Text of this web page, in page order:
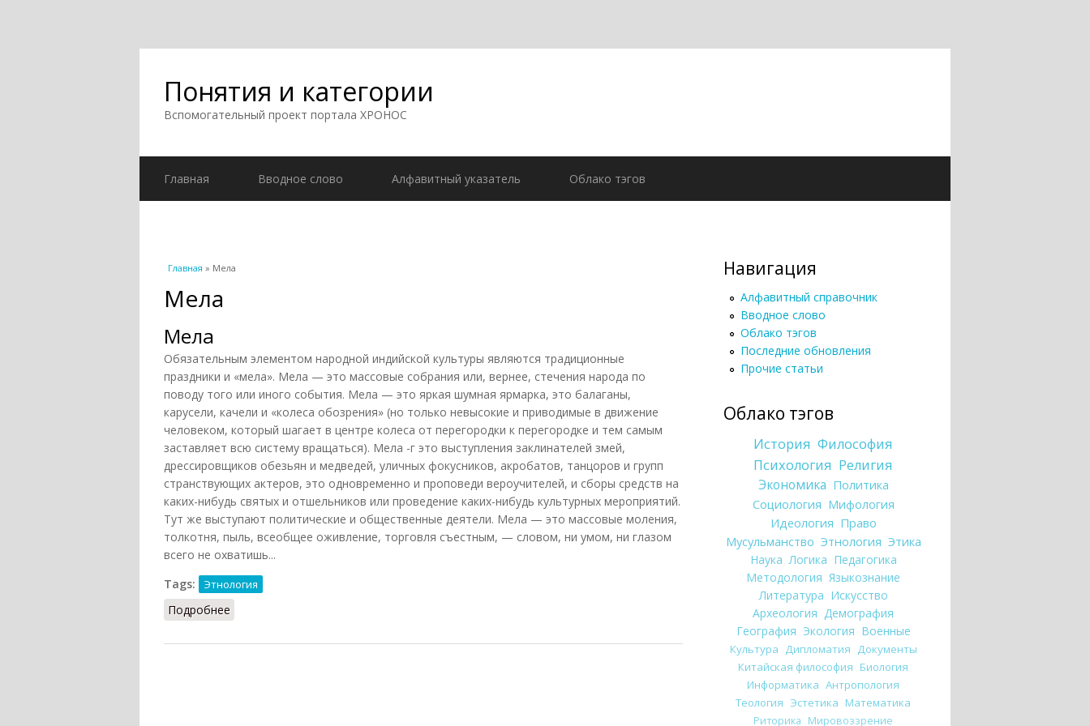
Понятия и категории
Вспомогательный проект портала ХРОНОС
Главная Вводное слово Алфавитный указатель Облако тэгов
Вы здесь
Главная » Мела
Мела
Мела
Обязательным элементом народной индийской культуры являются традиционные
праздники и «мела». Мела — это массовые собрания или, вернее, стечения народа по
поводу того или иного события. Мела — это яркая шумная ярмарка, это балаганы,
карусели, качели и «колеса обозрения» (но только невысокие и приводимые в движение
человеком, который шагает в центре колеса от перегородки к перегородке и тем самым
заставляет всю систему вращаться). Мела -г это выступления заклинателей змей,
дрессировщиков обезьян и медведей, уличных фокусников, акробатов, танцоров и групп
странствующих актеров, это одновременно и проповеди вероучителей, и сборы средств на
каких-нибудь святых и отшельников или проведение каких-нибудь культурных мероприятий.
Тут же выступают политические и общественные деятели. Мела — это массовые моления,
толкотня, пыль, всеобщее оживление, торговля съестным, — словом, ни умом, ни глазом
всего не охватишь...
Tags:
Этнология
Подробнее
Навигация
Алфавитный справочник
Вводное слово
Облако тэгов
Последние обновления
Прочие статьи
Облако тэгов
История Философия
Психология Религия
Экономика Политика
Социология Мифология
Идеология Право
Мусульманство Этнология Этика
Наука Логика Педагогика
Методология Языкознание
Литература Искусство
Археология Демография
География Экология Военные
Культура Дипломатия Документы
Китайская философия Биология
Информатика Антропология
Теология Эстетика Математика
Риторика Мировоззрение